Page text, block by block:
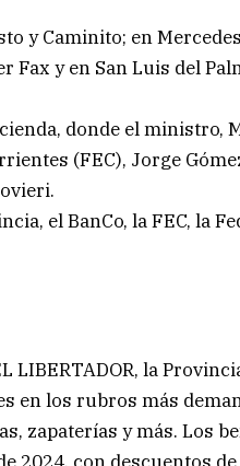
y Caminito; en
Fax y en San Luis del
donde el ministro,
(FEC), Jorge
el BanCo, la FEC, la
LIBERTADOR, la
en los rubros más
zapaterías y más. Los